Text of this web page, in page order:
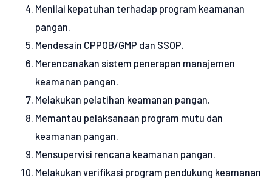
Menilai kepatuhan terhadap program keamanan
pangan.
Mendesain CPPOB/GMP dan SSOP.
Merencanakan sistem penerapan manajemen
keamanan pangan.
Melakukan pelatihan keamanan pangan.
Memantau pelaksanaan program mutu dan
keamanan pangan.
Mensupervisi rencana keamanan pangan.
Melakukan verifikasi program pendukung keamanan